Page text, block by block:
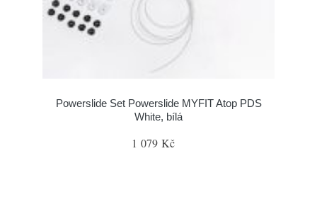
Powerslide Set Powerslide MYFIT Atop PDS
White, bílá
1 079 Kč